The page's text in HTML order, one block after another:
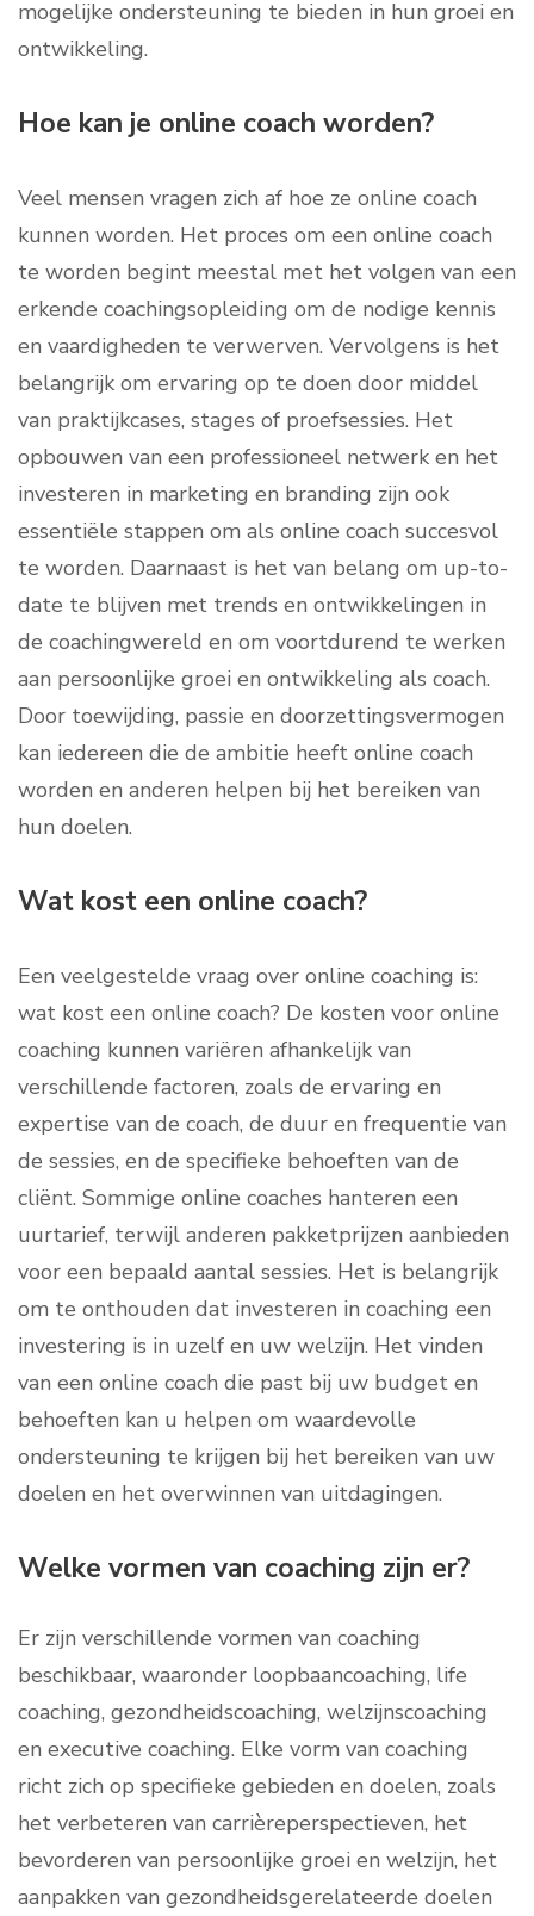
mogelijke ondersteuning te bieden in hun groei en
ontwikkeling.
Hoe kan je online coach worden?
Veel mensen vragen zich af hoe ze online coach
kunnen worden. Het proces om een online coach
te worden begint meestal met het volgen van een
erkende coachingsopleiding om de nodige kennis
en vaardigheden te verwerven. Vervolgens is het
belangrijk om ervaring op te doen door middel
van praktijkcases, stages of proefsessies. Het
opbouwen van een professioneel netwerk en het
investeren in marketing en branding zijn ook
essentiële stappen om als online coach succesvol
te worden. Daarnaast is het van belang om up-to-
date te blijven met trends en ontwikkelingen in
de coachingwereld en om voortdurend te werken
aan persoonlijke groei en ontwikkeling als coach.
Door toewijding, passie en doorzettingsvermogen
kan iedereen die de ambitie heeft online coach
worden en anderen helpen bij het bereiken van
hun doelen.
Wat kost een online coach?
Een veelgestelde vraag over online coaching is:
wat kost een online coach? De kosten voor online
coaching kunnen variëren afhankelijk van
verschillende factoren, zoals de ervaring en
expertise van de coach, de duur en frequentie van
de sessies, en de specifieke behoeften van de
cliënt. Sommige online coaches hanteren een
uurtarief, terwijl anderen pakketprijzen aanbieden
voor een bepaald aantal sessies. Het is belangrijk
om te onthouden dat investeren in coaching een
investering is in uzelf en uw welzijn. Het vinden
van een online coach die past bij uw budget en
behoeften kan u helpen om waardevolle
ondersteuning te krijgen bij het bereiken van uw
doelen en het overwinnen van uitdagingen.
Welke vormen van coaching zijn er?
Er zijn verschillende vormen van coaching
beschikbaar, waaronder loopbaancoaching, life
coaching, gezondheidscoaching, welzijnscoaching
en executive coaching. Elke vorm van coaching
richt zich op specifieke gebieden en doelen, zoals
het verbeteren van carrièreperspectieven, het
bevorderen van persoonlijke groei en welzijn, het
aanpakken van gezondheidsgerelateerde doelen